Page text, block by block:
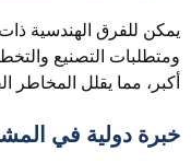
يمكن للفرق الهندسية
ومتطلبات التصنيع
أكبر، مما يقلل المخاطر
خبرة دولية في